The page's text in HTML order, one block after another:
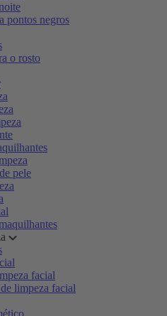
pontos negros
o rosto
pele
facial
limpeza facial